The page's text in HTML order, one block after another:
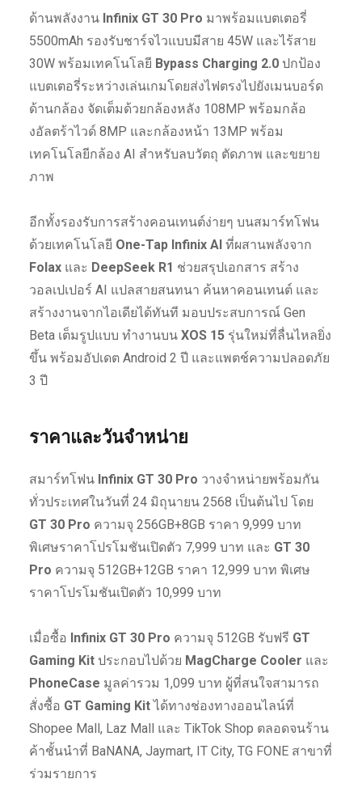
ด้านพลังงาน Infinix GT 30 Pro มาพร้อมแบตเตอรี่
5500mAh รองรับชาร์จไวแบบมีสาย 45W และไร้สาย
30W พร้อมเทคโนโลยี Bypass Charging 2.0ปกป้อง
แบตเตอรี่ระหว่างเล่นเกมโดยส่งไฟตรงไปยังเมนบอร์ด
ด้านกล้อง จัดเต็มด้วยกล้องหลัง 108MP พร้อมกล้อ
งอัลตร้าไวด์ 8MP และกล้องหน้า 13MP พร้อม
เทคโนโลยีกล้อง AI สำหรับลบวัตถุ ตัดภาพ และขยาย
ภาพ
อีกทั้งรองรับการสร้างคอนเทนต์ง่ายๆ บนสมาร์ทโฟน
ด้วยเทคโนโลยี One-Tap Infinix AIที่ผสานพลังจาก
Folaxและ DeepSeek R1 ช่วยสรุปเอกสาร สร้าง
วอลเปเปอร์ AI แปลสายสนทนา ค้นหาคอนเทนต์ และ
สร้างงานจากไอเดียได้ทันที มอบประสบการณ์ Gen
Beta เต็มรูปแบบ ทำงานบน XOS 15รุ่นใหม่ที่ลื่นไหลยิ่ง
ขึ้น พร้อมอัปเดต Android 2 ปี และแพตช์ความปลอดภัย
3 ปี
ราคาและวันจำหน่าย
สมาร์ทโฟน Infinix GT 30 Pro วางจำหน่ายพร้อมกัน
ทั่วประเทศในวันที่ 24 มิถุนายน 2568 เป็นต้นไป โดย
GT 30 Pro ความจุ 256GB+8GB ราคา 9,999 บาท
พิเศษราคาโปรโมชันเปิดตัว 7,999 บาท และ GT 30
Pro ความจุ 512GB+12GB ราคา 12,999 บาท พิเศษ
ราคาโปรโมชันเปิดตัว 10,999 บาท
เมื่อซื้อ Infinix GT 30 Pro ความจุ 512GB รับฟรี GT
Gaming Kitประกอบไปด้วย MagCharge Cooler และ
PhoneCase มูลค่ารวม 1,099 บาท ผู้ที่สนใจสามารถ
สั่งซื้อ GT Gaming Kitได้ทางช่องทางออนไลน์ที่
Shopee Mall, Laz Mall และ TikTok Shop ตลอดจนร้าน
ค้าชั้นนำที่ BaNANA, Jaymart, IT City, TG FONE สาขาที่
ร่วมรายการ